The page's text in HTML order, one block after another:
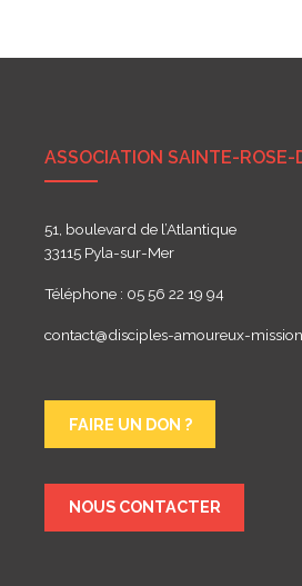
ASSOCIATION SAINTE-ROSE-
51, boulevard de l’Atlantique
33115 Pyla-sur-Mer
Téléphone : 05 56 22 19 94
contact@disciples-amoureux-
FAIRE UN DON ?
NOUS CONTACTER